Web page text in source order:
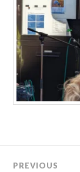
PREVIOUS